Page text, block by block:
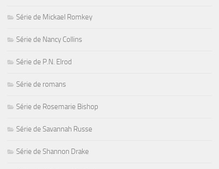
Série de Mickael Romkey
Série de Nancy Collins
Série de P.N. Elrod
Série de romans
Série de Rosemarie Bishop
Série de Savannah Russe
Série de Shannon Drake